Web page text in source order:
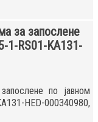
за запослене
1-RS01-KA131-
по јавном
HED-000340980,